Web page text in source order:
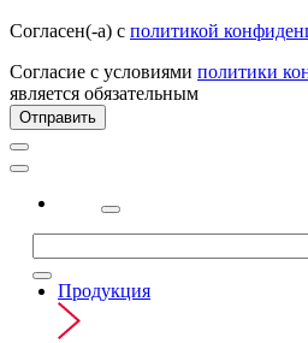
Согласен(-а) с политикой
Согласие с условиями политики
является обязательным
Отправить
Продукция